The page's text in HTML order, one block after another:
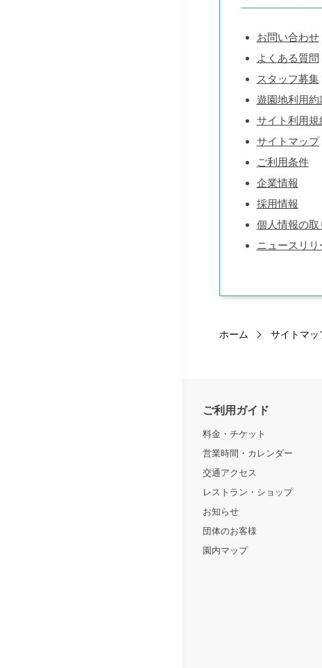
お問い合わせ
よくある質問
スタッフ募集
遊園地利用約
サイト利用規
サイトマップ
ご利用条件
企業情報
採用情報
個人情報の取
ニュースリリ
ホーム サイトマッ
ご利用ガイド
料金・チケット
営業時間・カレンダー
交通アクセス
レストラン・ショップ
お知らせ
団体のお客様
園内マップ